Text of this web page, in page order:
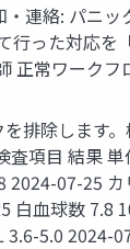
連絡: パニッ
行った対応を
正常ワークフ
除します。
項目 結果
07-25
白血球数 7.8
5.0 2024-